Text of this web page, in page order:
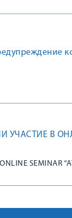
УЧАСТИЕ В
SEMINAR